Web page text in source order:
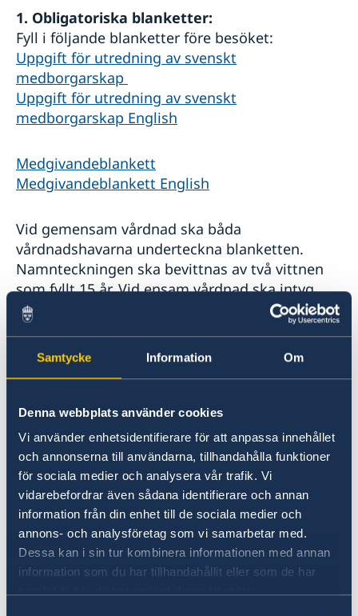
Samtycke Information Om
Denna webbplats använder cookies
Vi använder enhetsidentifierare för att anpassa innehållet
och annonserna till användarna, tillhandahålla funktioner
för sociala medier och analysera vår trafik. Vi
vidarebefordrar även sådana identifierare och annan
information från din enhet till de sociala medier och
annons- och analysföretag som vi samarbetar med.
Dessa kan i sin tur kombinera informationen med annan
information som du har tillhandahållit eller som de har
Ambassadens reseinformation
Aktuella händelser
Allmänna säkerhetsläget
Terrorism
Naturförhållanden och katastrofer
In- och utresebestämmelser
Hälso- och sjukvård
Kriminalitet och personlig säkerhet
Trafiksäkerhet
Resa i landet
Om olyckan är framme
Service för svenska företag
Handel med utlandet
Anmäla handelshinder
Utvecklingssamarbete
1. Obligatoriska blanketter:
Fyll i följande blanketter före besöket:
Uppgift för utredning av svenskt
medborgarskap
Uppgift för utredning av svenskt
medborgarskap English
Medgivandeblankett
Medgivandeblankett English
Vid gemensam vårdnad ska båda
vårdnadshavarna underteckna blanketten.
Namnteckningen ska bevittnas av två vittnen
som fyllt 15 år. Vid ensam vårdnad ska intyg
eller domstolsbeslut uppvisas.
2. ID-handling för vårdnadshavare:
Båda vårdnadshavarna behöver giltig ID-
Ambassaden accepterar följande ID-handlingar:
svenskt pass, nationellt svenskt ID-kort och
svenskt körkort.
3. ID-handling för barnet:
Barnets giltiga pass eller ID-kort. Barnet
behöver legitimeras med en giltig svensk id-
handling. Information om
giltiga id-handlingar
.